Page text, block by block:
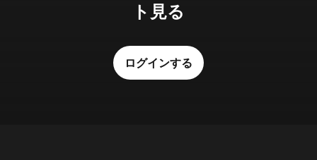
ト見る
ログインする